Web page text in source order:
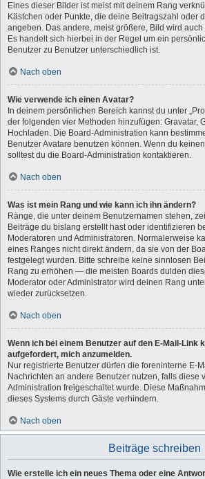
Eines dieser Bilder ist meist mit deinem Rang
Kästchen oder Punkte, die deine Beitragszahl oder
angeben. Das andere, meist größere, Bild wird auch
Es handelt sich hierbei in der Regel um ein
Benutzer zu Benutzer unterschiedlich ist.
Nach oben
Wie verwende ich einen Avatar?
In deinem persönlichen Bereich kannst du unter
der folgenden vier Methoden hinzufügen: Gravatar,
Hochladen. Die Board-Administration kann
Benutzer Avatare benutzen können. Wenn du
solltest du die Board-Administration kontaktieren.
Nach oben
Was ist mein Rang und wie kann ich ihn ändern?
Ränge, die unter deinem Benutzernamen stehen,
Beiträge du bislang erstellt hast oder identifizieren
Moderatoren und Administratoren. Normalerweise
eines Ranges nicht direkt ändern, da sie von der
festgelegt wurden. Bitte schreibe keine sinnlosen
Rang zu erhöhen — die meisten Boards dulden
Moderator oder Administrator wird deinen Rang
wieder zurücksetzen.
Nach oben
Wenn ich bei einem Benutzer auf den E-Mail-Link
aufgefordert, mich anzumelden.
Nur registrierte Benutzer dürfen die foreninterne E-
Nachrichten an andere Benutzer nutzen, falls diese
Administration freigeschaltet wurde. Diese
dieses Systems durch Gäste verhindern.
Nach oben
Beiträge schreiben
Wie erstelle ich ein neues Thema oder eine